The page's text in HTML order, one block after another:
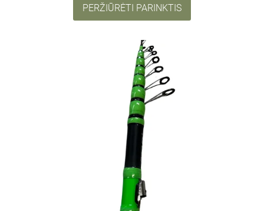
PERŽIŪRĖTI PARINKTIS